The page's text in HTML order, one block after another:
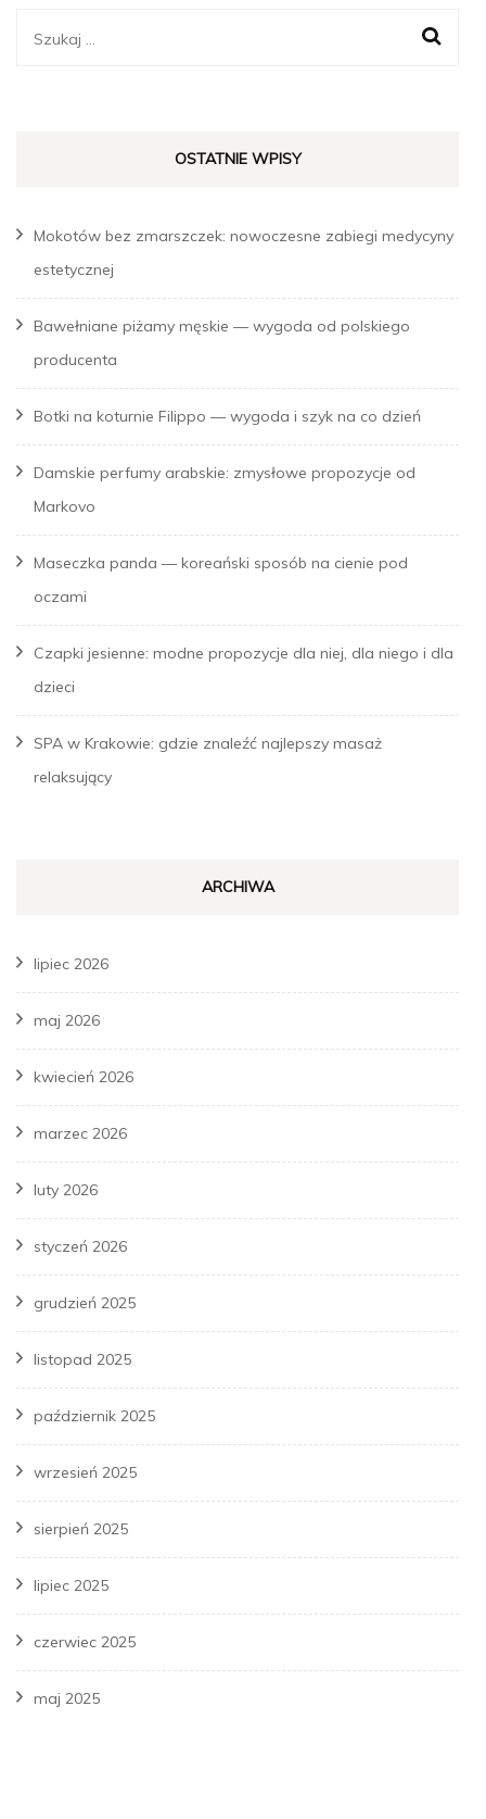
Szukaj:
OSTATNIE WPISY
Mokotów bez zmarszczek: nowoczesne zabiegi medycyny
estetycznej
Bawełniane piżamy męskie — wygoda od polskiego
producenta
Botki na koturnie Filippo — wygoda i szyk na co dzień
Damskie perfumy arabskie: zmysłowe propozycje od
Markovo
Maseczka panda — koreański sposób na cienie pod
oczami
Czapki jesienne: modne propozycje dla niej, dla niego i dla
dzieci
SPA w Krakowie: gdzie znaleźć najlepszy masaż
relaksujący
ARCHIWA
lipiec 2026
maj 2026
kwiecień 2026
marzec 2026
luty 2026
styczeń 2026
grudzień 2025
listopad 2025
październik 2025
wrzesień 2025
sierpień 2025
lipiec 2025
czerwiec 2025
maj 2025